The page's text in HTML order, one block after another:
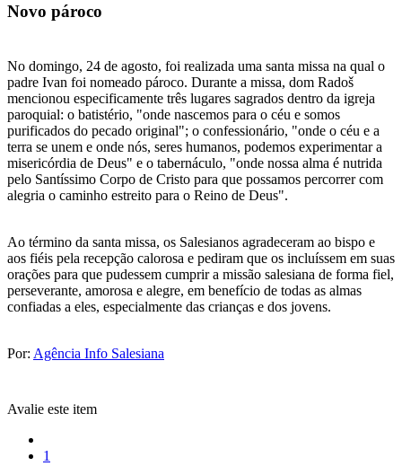
Novo pároco
No domingo, 24 de agosto, foi realizada uma santa missa na qual o
padre Ivan foi nomeado pároco. Durante a missa, dom Radoš
mencionou especificamente três lugares sagrados dentro da igreja
paroquial: o batistério, "onde nascemos para o céu e somos
purificados do pecado original"; o confessionário, "onde o céu e a
terra se unem e onde nós, seres humanos, podemos experimentar a
misericórdia de Deus" e o tabernáculo, "onde nossa alma é nutrida
pelo Santíssimo Corpo de Cristo para que possamos percorrer com
alegria o caminho estreito para o Reino de Deus".
Ao término da santa missa, os Salesianos agradeceram ao bispo e
aos fiéis pela recepção calorosa e pediram que os incluíssem em suas
orações para que pudessem cumprir a missão salesiana de forma fiel,
perseverante, amorosa e alegre, em benefício de todas as almas
confiadas a eles, especialmente das crianças e dos jovens.
Por: Agência Info Salesiana
Avalie este item
1